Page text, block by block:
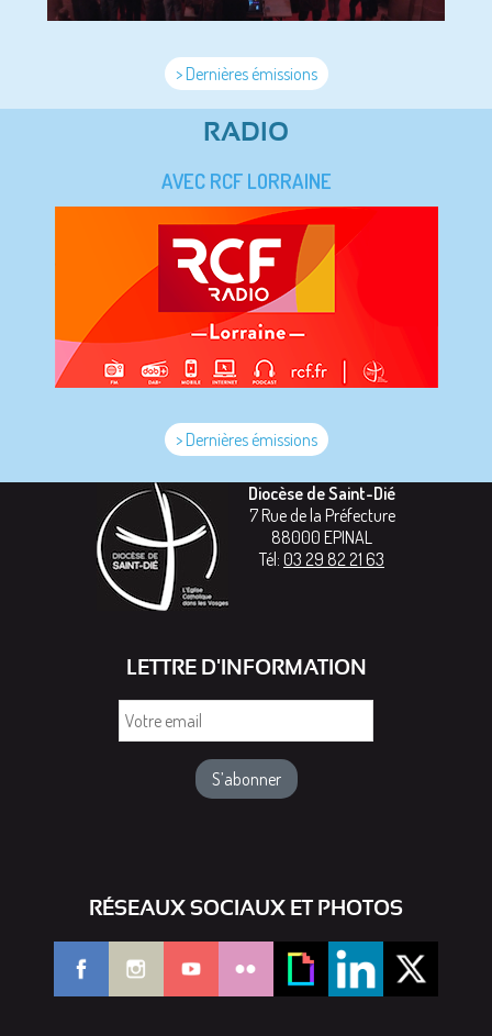
> Dernières émissions
RADIO
AVEC RCF LORRAINE
> Dernières émissions
Diocèse de Saint-Dié
7 Rue de la Préfecture
88000 EPINAL
Tél: 03 29 82 21 63
LETTRE D'INFORMATION
RÉSEAUX SOCIAUX ET PHOTOS